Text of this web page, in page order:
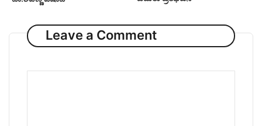
Leave a Comment